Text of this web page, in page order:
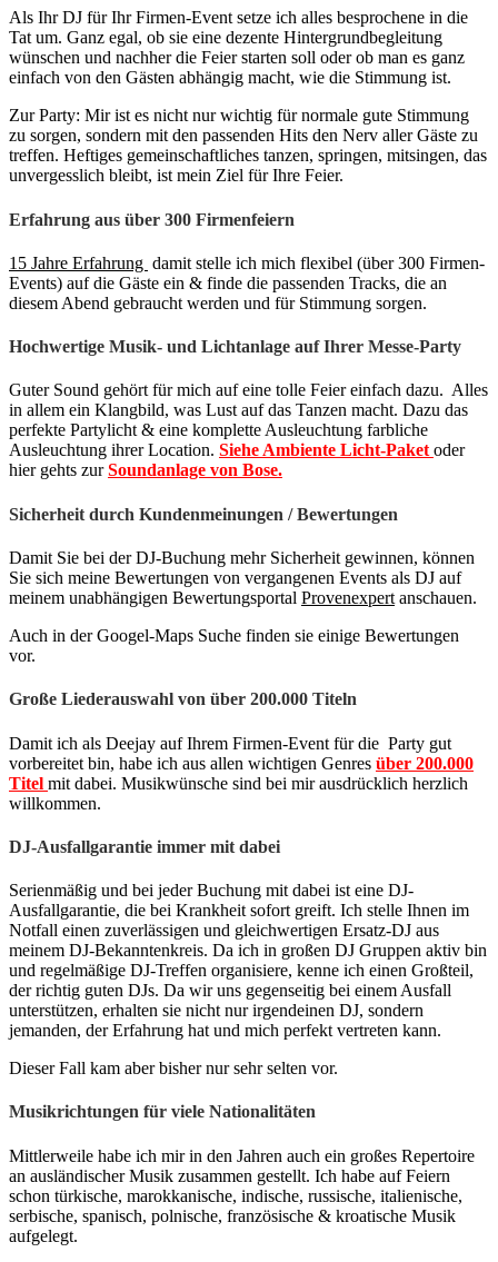
Als Ihr DJ für Ihr Firmen-Event setze ich alles besprochene in die
Tat um. Ganz egal, ob sie eine dezente Hintergrundbegleitung
wünschen und nachher die Feier starten soll oder ob man es ganz
einfach von den Gästen abhängig macht, wie die Stimmung ist.
Zur Party: Mir ist es nicht nur wichtig für normale gute Stimmung
zu sorgen, sondern mit den passenden Hits den Nerv aller Gäste zu
treffen. Heftiges gemeinschaftliches tanzen, springen, mitsingen, das
unvergesslich bleibt, ist mein Ziel für Ihre Feier.
Erfahrung aus über 300 Firmenfeiern
15 Jahre Erfahrung damit stelle ich mich flexibel (über 300 Firmen-
Events) auf die Gäste ein & finde die passenden Tracks, die an
diesem Abend gebraucht werden und für Stimmung sorgen.
Hochwertige Musik- und Lichtanlage auf Ihrer Messe-Party
Guter Sound gehört für mich auf eine tolle Feier einfach dazu. Alles
in allem ein Klangbild, was Lust auf das Tanzen macht. Dazu das
perfekte Partylicht & eine komplette Ausleuchtung farbliche
Ausleuchtung ihrer Location. Siehe Ambiente Licht-Paketoder
hier gehts zurSoundanlage von Bose.
Sicherheit durch Kundenmeinungen / Bewertungen
Damit Sie bei der DJ-Buchung mehr Sicherheit gewinnen, können
Sie sich meine Bewertungen von vergangenen Events als DJ auf
meinem unabhängigen Bewertungsportal Provenexpert anschauen.
Auch in der Googel-Maps Suche finden sie einige Bewertungen
vor.
Große Liederauswahl von über 200.000 Titeln
Damit ich als Deejay auf Ihrem Firmen-Event für die Party gut
vorbereitet bin, habe ich aus allen wichtigen Genres über 200.000
Titel mit dabei. Musikwünsche sind bei mir ausdrücklich herzlich
willkommen.
DJ-Ausfallgarantie immer mit dabei
Serienmäßig und bei jeder Buchung mit dabei ist eine DJ-
Ausfallgarantie, die bei Krankheit sofort greift. Ich stelle Ihnen im
Notfall einen zuverlässigen und gleichwertigen Ersatz-DJ aus
meinem DJ-Bekanntenkreis. Da ich in großen DJ Gruppen aktiv bin
und regelmäßige DJ-Treffen organisiere, kenne ich einen Großteil,
der richtig guten DJs. Da wir uns gegenseitig bei einem Ausfall
unterstützen, erhalten sie nicht nur irgendeinen DJ, sondern
jemanden, der Erfahrung hat und mich perfekt vertreten kann.
Dieser Fall kam aber bisher nur sehr selten vor.
Musikrichtungen für viele Nationalitäten
Mittlerweile habe ich mir in den Jahren auch ein großes Repertoire
an ausländischer Musik zusammen gestellt. Ich habe auf Feiern
schon türkische, marokkanische, indische, russische, italienische,
serbische, spanisch, polnische, französische & kroatische Musik
aufgelegt.